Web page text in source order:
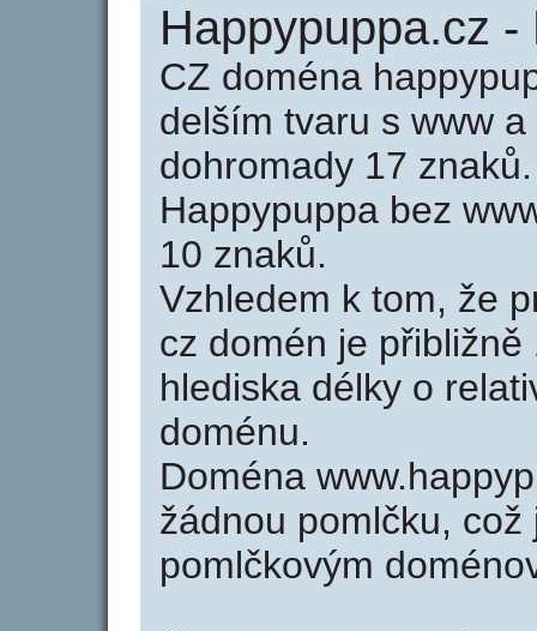
Happypuppa.cz -
CZ doména
delším tvaru s www
dohromady 17
Happypuppa bez
10 znaků.
Vzhledem k tom, že
cz domén je
hlediska délky o
doménu.
Doména
žádnou pomlčku,
pomlčkovým